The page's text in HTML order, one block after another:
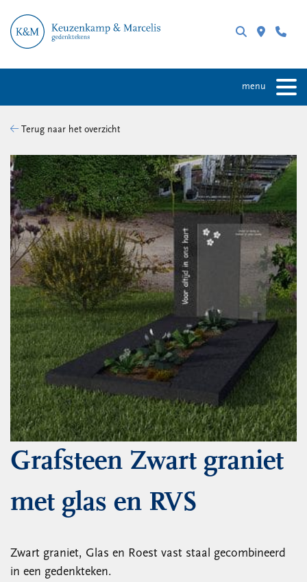
menu
Terug naar het overzicht
Grafsteen Zwart graniet
met glas en RVS
Zwart graniet, Glas en Roest vast staal gecombineerd
in een gedenkteken.